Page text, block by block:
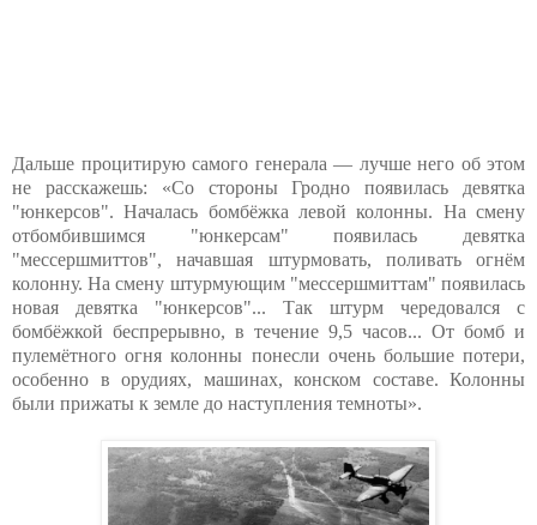
Дальше процитирую самого генерала — лучше него об этом
не расскажешь: «Со стороны Гродно появилась девятка
"юнкерсов". Началась бомбёжка левой колонны. На смену
отбомбившимся "юнкерсам" появилась девятка
"мессершмиттов", начавшая штурмовать, поливать огнём
колонну. На смену штурмующим "мессершмиттам" появилась
новая девятка "юнкерсов"... Так штурм чередовался с
бомбёжкой беспрерывно, в течение 9,5 часов... От бомб и
пулемётного огня колонны понесли очень большие потери,
особенно в орудиях, машинах, конском составе. Колонны
были прижаты к земле до наступления темноты».